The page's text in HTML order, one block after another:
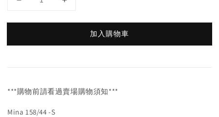
加入購物車
***購物前請看過賣場購物須知***
Mina 158/44 -S